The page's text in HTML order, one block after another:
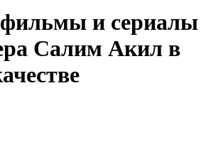
и сериалы
Салим Акил в